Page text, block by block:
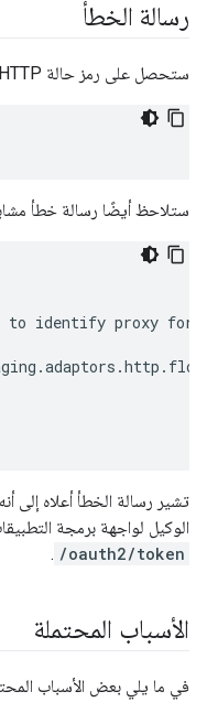
رسالة الخطأ
ستحصل على رمز حالة HTTP التالي:
ستلاحظ أيضًا رسالة خطأ
identify proxy for
الوكيل لواجهة برمجة
/oauth2/token
.
الأسباب المحتملة
في ما يلي بعض الأسباب